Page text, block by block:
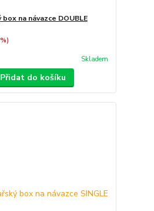
box na návazce DOUBLE
Skladem
Přidat do košíku